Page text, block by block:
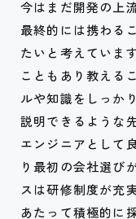
今はまだ開発の上
最終的には携わる
たいと考えていま
こともあり教える
ルや知識をしっか
説明できるような
エンジニアとして
り最初の会社選び
スは研修制度が充
あたって積極的に